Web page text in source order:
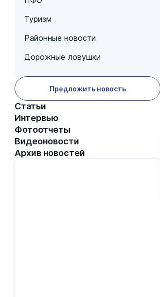
Туризм
Районные новости
Дорожные ловушки
Предложить новость
Статьи
Интервью
Фотоотчеты
Видеоновости
Архив новостей